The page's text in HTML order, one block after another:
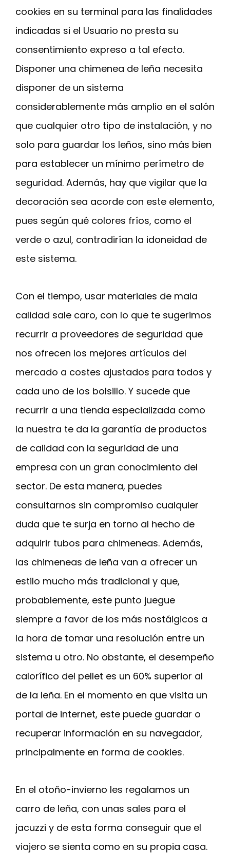
cookies en su terminal para las finalidades
indicadas si el Usuario no presta su
consentimiento expreso a tal efecto.
Disponer una chimenea de leña necesita
disponer de un sistema
considerablemente más amplio en el salón
que cualquier otro tipo de instalación, y no
solo para guardar los leños, sino más bien
para establecer un mínimo perímetro de
seguridad. Además, hay que vigilar que la
decoración sea acorde con este elemento,
pues según qué colores fríos, como el
verde o azul, contradirían la idoneidad de
este sistema.
Con el tiempo, usar materiales de mala
calidad sale caro, con lo que te sugerimos
recurrir a proveedores de seguridad que
nos ofrecen los mejores artículos del
mercado a costes ajustados para todos y
cada uno de los bolsillo. Y sucede que
recurrir a una tienda especializada como
la nuestra te da la garantía de productos
de calidad con la seguridad de una
empresa con un gran conocimiento del
sector. De esta manera, puedes
consultarnos sin compromiso cualquier
duda que te surja en torno al hecho de
adquirir tubos para chimeneas. Además,
las chimeneas de leña van a ofrecer un
estilo mucho más tradicional y que,
probablemente, este punto juegue
siempre a favor de los más nostálgicos a
la hora de tomar una resolución entre un
sistema u otro. No obstante, el desempeño
calorífico del pellet es un 60% superior al
de la leña. En el momento en que visita un
portal de internet, este puede guardar o
recuperar información en su navegador,
principalmente en forma de cookies.
En el otoño-invierno les regalamos un
carro de leña, con unas sales para el
jacuzzi y de esta forma conseguir que el
viajero se sienta como en su propia casa.